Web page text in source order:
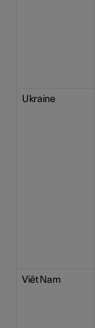
Ukraine
Viêt Nam